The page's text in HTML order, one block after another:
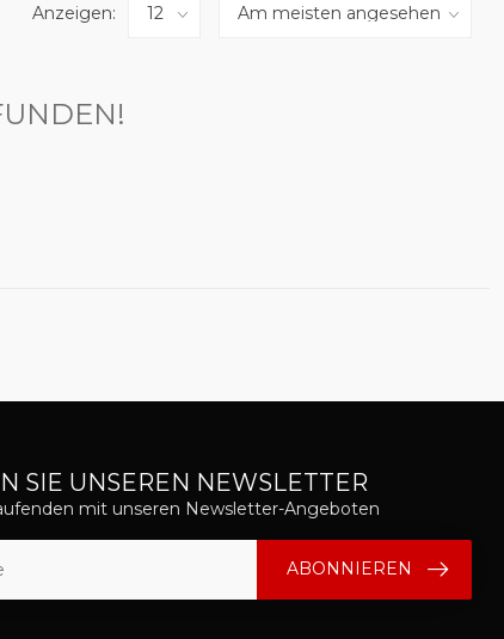
Anzeigen:
SIE UNSEREN NEWSLETTER
mit unseren Newsletter-Angeboten
ABONNIEREN